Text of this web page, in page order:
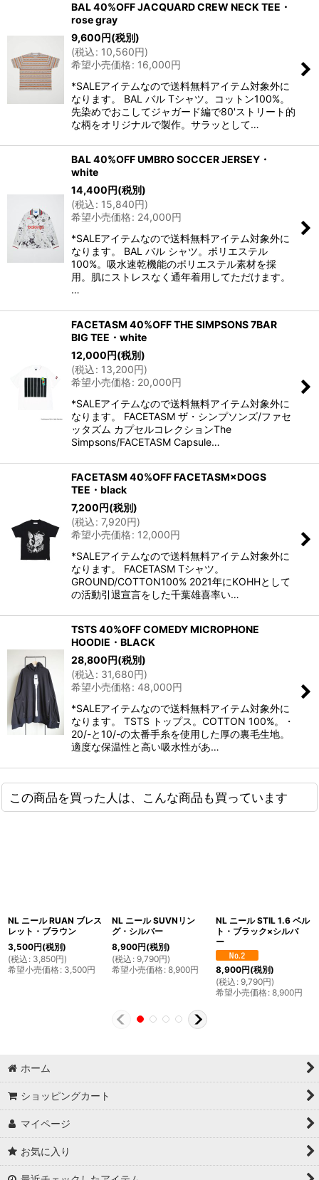
BAL 40%OFF JACQUARD CREW NECK TEE・
rose gray
9,600円(税別)
(税込: 10,560円)
希望小売価格: 16,000円
*SALEアイテムなので送料無料アイテム対象外に
なります。 BAL バル Tシャツ。コットン100%。
先染めでおこしてジャガード編で80'ストリート的
な柄をオリジナルで製作。サラッとして…
BAL 40%OFF UMBRO SOCCER JERSEY・
white
14,400円(税別)
(税込: 15,840円)
希望小売価格: 24,000円
*SALEアイテムなので送料無料アイテム対象外に
なります。 BAL バル シャツ。ポリエステル
100%。吸水速乾機能のポリエステル素材を採
用。肌にストレスなく通年着用してただけます。
…
FACETASM 40%OFF THE SIMPSONS 7BAR
BIG TEE・white
12,000円(税別)
(税込: 13,200円)
希望小売価格: 20,000円
*SALEアイテムなので送料無料アイテム対象外に
なります。 FACETASM ザ・シンプソンズ/ファセ
ッタズム カプセルコレクションThe
Simpsons/FACETASM Capsule…
FACETASM 40%OFF FACETASM×DOGS
TEE・black
7,200円(税別)
(税込: 7,920円)
希望小売価格: 12,000円
*SALEアイテムなので送料無料アイテム対象外に
なります。 FACETASM Tシャツ。
GROUND/COTTON100% 2021年にKOHHとして
の活動引退宣言をした千葉雄喜率い…
TSTS 40%OFF COMEDY MICROPHONE
HOODIE・BLACK
28,800円(税別)
(税込: 31,680円)
希望小売価格: 48,000円
*SALEアイテムなので送料無料アイテム対象外に
なります。 TSTS トップス。COTTON 100%。・
20/-と10/-の太番手糸を使用した厚の裏毛生地。
適度な保温性と高い吸水性があ…
この商品を買った人は、こんな商品も買っています
NL ニール RUAN ブレス
レット・ブラウン
3,500円(税別)
(税込 : 3,850円)
希望小売価格: 3,500円
NL ニール SUVNリン
グ・シルバー
8,900円(税別)
(税込 : 9,790円)
希望小売価格: 8,900円
NL ニール STIL 1.6 ベル
ト・ブラック×シルバ
ー
8,900円(税別)
(税込 : 9,790円)
希望小売価格: 8,900円
ホーム
ショッピングカート
マイページ
お気に入り